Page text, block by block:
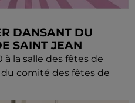
DANSANT DU
SAINT JEAN
à la salle des fêtes de
comité des fêtes de